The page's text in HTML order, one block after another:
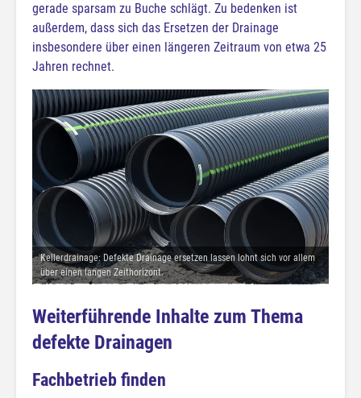
gerade sparsam zu Buche schlägt. Zu bedenken ist
außerdem, dass sich das Ersetzen der Drainage
insbesondere über einen längeren Zeitraum von etwa 25
Jahren rechnet.
Kellerdrainage: Defekte Drainage ersetzen lassen lohnt sich vor allem
über einen langen Zeithorizont.
Weiterführende Inhalte zum Thema
defekte Drainagen
Fachbetrieb finden